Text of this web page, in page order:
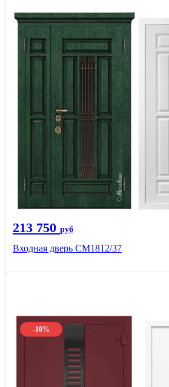
213 750 руб
Входная дверь СМ1812/37
-10%